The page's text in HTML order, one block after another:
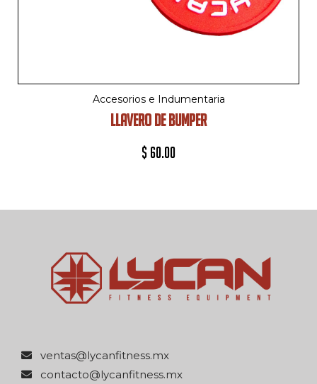
Accesorios e Indumentaria
LLAVERO DE BUMPER
$ 60.00
xm.ssentifnacyl@satnev
xm.ssentifnacyl@otcatnoc